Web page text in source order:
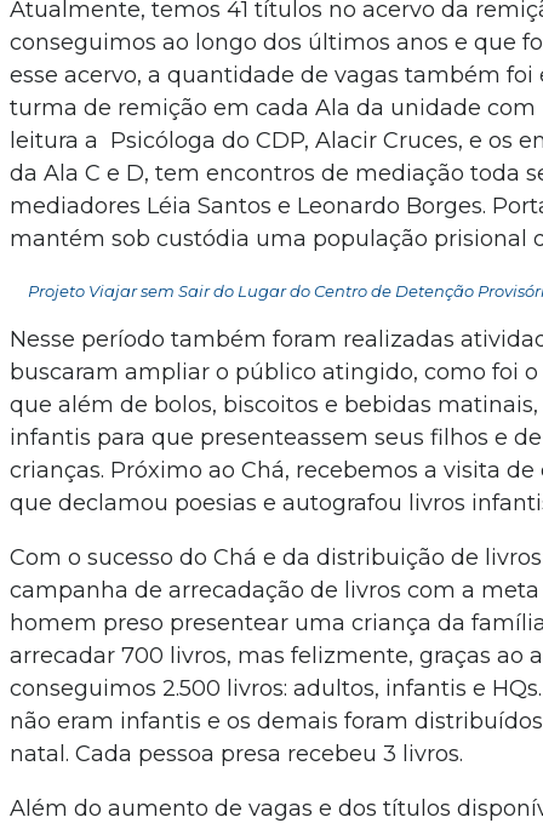
Atualmente, temos 41 títulos no acervo da
conseguimos ao longo dos últimos anos e que
esse acervo, a quantidade de vagas também
turma de remição em cada Ala da unidade
leitura a Psicóloga do CDP, Alacir Cruces, e os
da Ala C e D, tem encontros de mediação toda
mediadores Léia Santos e Leonardo Borges.
mantém sob custódia uma população prisional
Projeto Viajar sem Sair do Lugar do Centro de Detenção
Nesse período também foram realizadas
buscaram ampliar o público atingido, como foi o
que além de bolos, biscoitos e bebidas
infantis para que presenteassem seus filhos e
crianças. Próximo ao Chá, recebemos a visita
que declamou poesias e autografou livros
Com o sucesso do Chá e da distribuição de
campanha de arrecadação de livros com a
homem preso presentear uma criança da
arrecadar 700 livros, mas felizmente, graças ao
conseguimos 2.500 livros: adultos, infantis e
não eram infantis e os demais foram
natal. Cada pessoa presa recebeu 3 livros.
Além do aumento de vagas e dos títulos